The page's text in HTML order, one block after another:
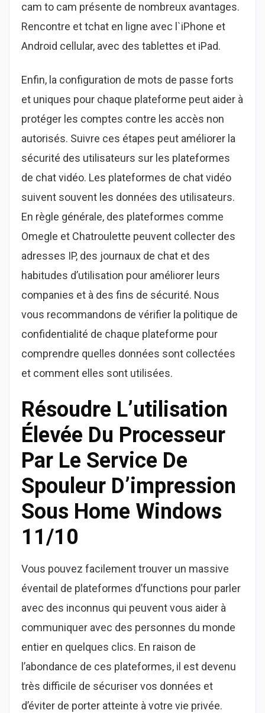
cam to cam présente de nombreux avantages.
Rencontre et tchat en ligne avec l`iPhone et
Android cellular, avec des tablettes et iPad.
Enfin, la configuration de mots de passe forts
et uniques pour chaque plateforme peut aider à
protéger les comptes contre les accès non
autorisés. Suivre ces étapes peut améliorer la
sécurité des utilisateurs sur les plateformes
de chat vidéo. Les plateformes de chat vidéo
suivent souvent les données des utilisateurs.
En règle générale, des plateformes comme
Omegle et Chatroulette peuvent collecter des
adresses IP, des journaux de chat et des
habitudes d’utilisation pour améliorer leurs
companies et à des fins de sécurité. Nous
vous recommandons de vérifier la politique de
confidentialité de chaque plateforme pour
comprendre quelles données sont collectées
et comment elles sont utilisées.
Résoudre L’utilisation
Élevée Du Processeur
Par Le Service De
Spouleur D’impression
Sous Home Windows
11/10
Vous pouvez facilement trouver un massive
éventail de plateformes d’functions pour parler
avec des inconnus qui peuvent vous aider à
communiquer avec des personnes du monde
entier en quelques clics. En raison de
l’abondance de ces plateformes, il est devenu
très difficile de sécuriser vos données et
d’éviter de porter atteinte à votre vie privée.